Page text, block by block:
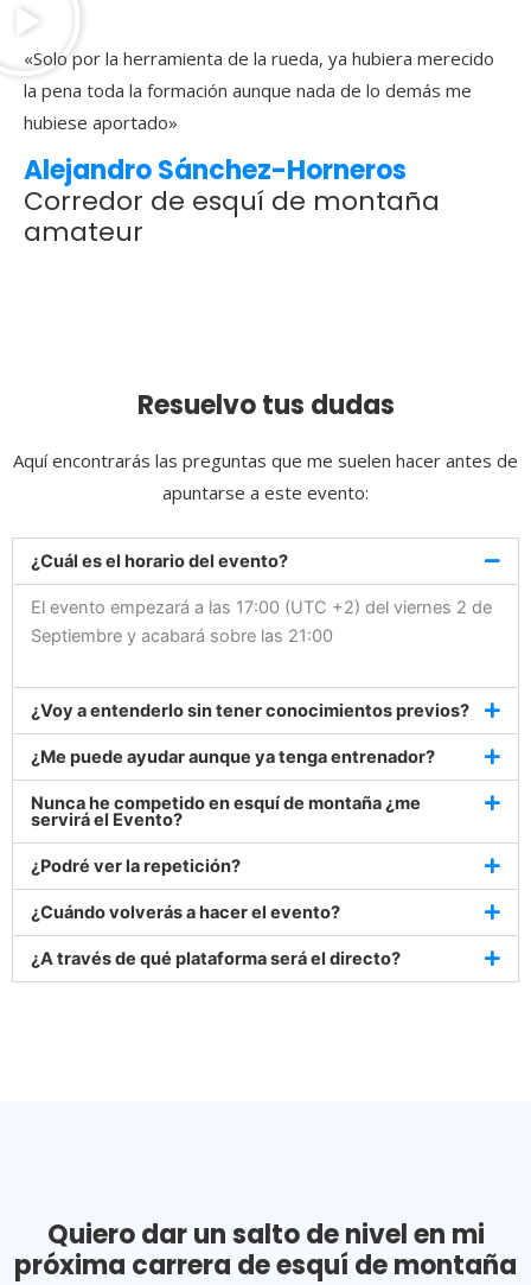
«Solo por la herramienta de la rueda, ya hubiera merecido
la pena toda la formación aunque nada de lo demás me
hubiese aportado»
Alejandro Sánchez-Horneros
Corredor de esquí de montaña
amateur
Resuelvo tus dudas
Aquí encontrarás las preguntas que me suelen hacer antes de
apuntarse a este evento:
¿Cuál es el horario del evento?
El evento empezará a las 17:00 (UTC +2) del viernes 2 de
Septiembre y acabará sobre las 21:00
¿Voy a entenderlo sin tener conocimientos previos?
¿Me puede ayudar aunque ya tenga entrenador?
Nunca he competido en esquí de montaña ¿me
servirá el Evento?
¿Podré ver la repetición?
¿Cuándo volverás a hacer el evento?
¿A través de qué plataforma será el directo?
Quiero dar un salto de nivel en mi
próxima carrera de esquí de montaña